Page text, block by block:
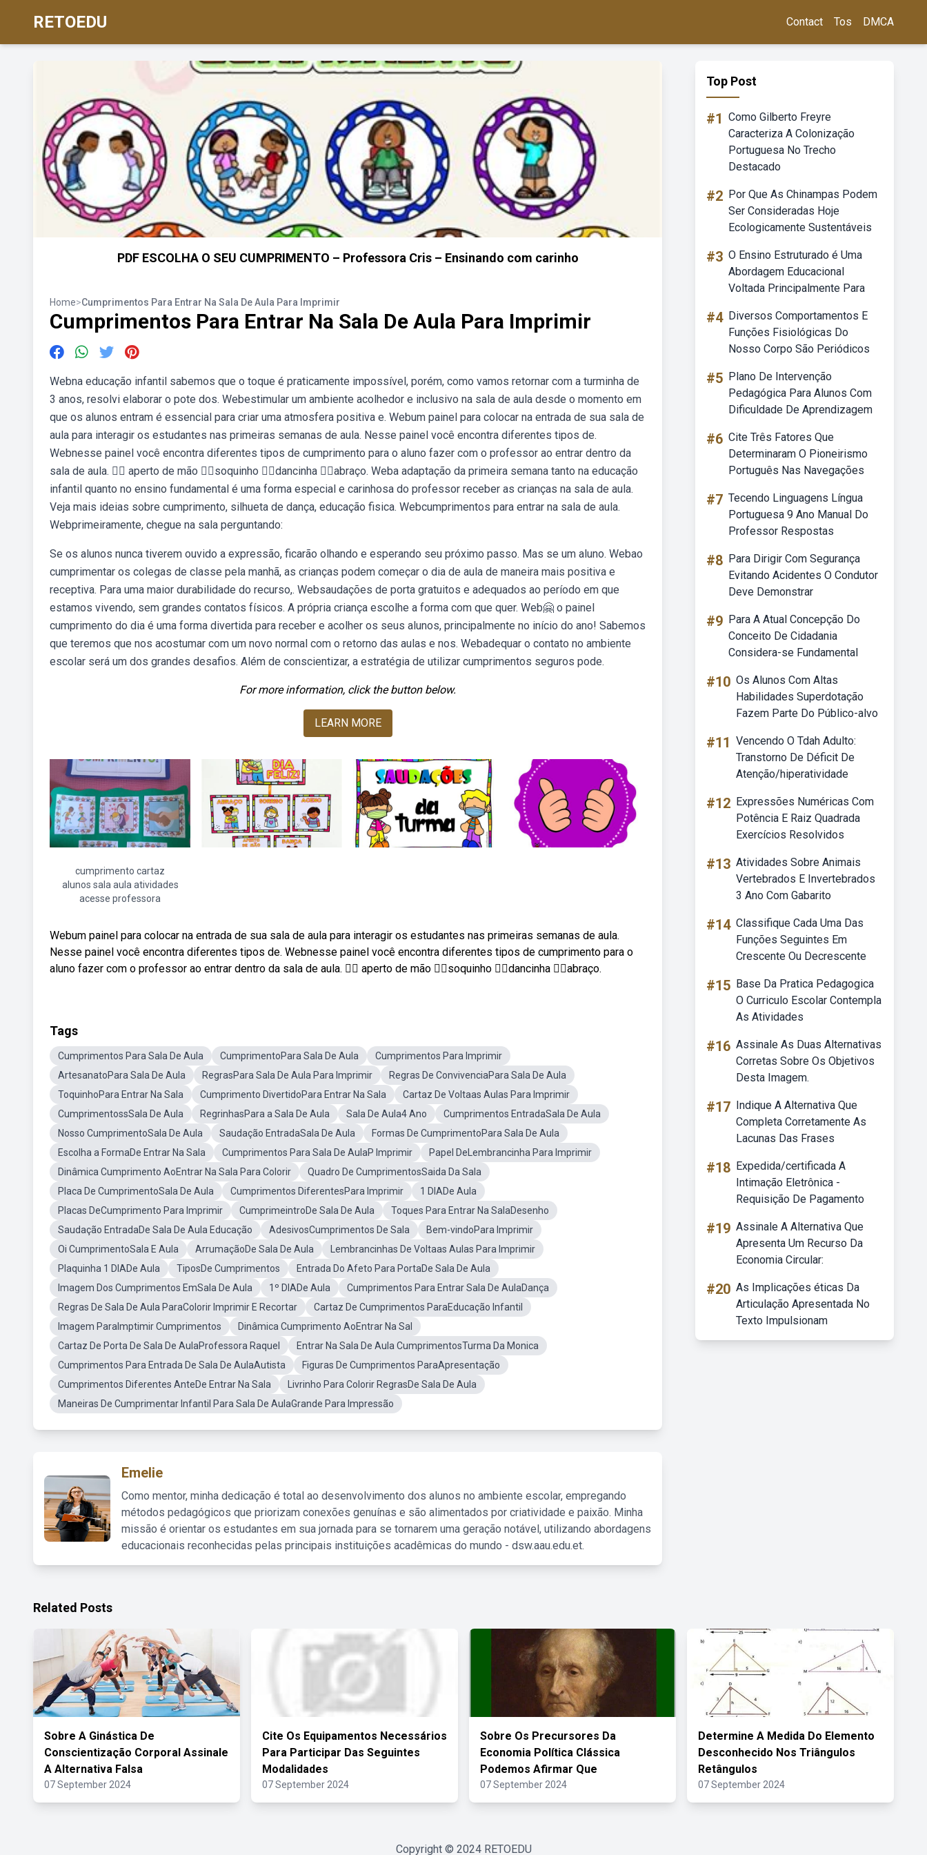
RETOEDU Contact Tos DMCA
PDF ESCOLHA O SEU CUMPRIMENTO – Professora Cris – Ensinando com carinho
Home>Cumprimentos Para Entrar Na Sala De Aula Para Imprimir
Cumprimentos Para Entrar Na Sala De Aula Para Imprimir
Webna educação infantil sabemos que o toque é praticamente impossível, porém, como vamos retornar com a turminha de
3 anos, resolvi elaborar o pote dos. Webestimular um ambiente acolhedor e inclusivo na sala de aula desde o momento em
que os alunos entram é essencial para criar uma atmosfera positiva e. Webum painel para colocar na entrada de sua sala de
aula para interagir os estudantes nas primeiras semanas de aula. Nesse painel você encontra diferentes tipos de.
Webnesse painel você encontra diferentes tipos de cumprimento para o aluno fazer com o professor ao entrar dentro da
sala de aula. 👉🏻 aperto de mão 👉🏻soquinho 👉🏻dancinha 👉🏻abraço. Weba adaptação da primeira semana tanto na educação
infantil quanto no ensino fundamental é uma forma especial e carinhosa do professor receber as crianças na sala de aula.
Veja mais ideias sobre cumprimento, silhueta de dança, educação fisica. Webcumprimentos para entrar na sala de aula.
Webprimeiramente, chegue na sala perguntando:
Se os alunos nunca tiverem ouvido a expressão, ficarão olhando e esperando seu próximo passo. Mas se um aluno. Webao
cumprimentar os colegas de classe pela manhã, as crianças podem começar o dia de aula de maneira mais positiva e
receptiva. Para uma maior durabilidade do recurso,. Websaudações de porta gratuitos e adequados ao período em que
estamos vivendo, sem grandes contatos físicos. A própria criança escolhe a forma com que quer. Web🤗 o painel
cumprimento do dia é uma forma divertida para receber e acolher os seus alunos, principalmente no início do ano! Sabemos
que teremos que nos acostumar com um novo normal com o retorno das aulas e nos. Webadequar o contato no ambiente
escolar será um dos grandes desafios. Além de conscientizar, a estratégia de utilizar cumprimentos seguros pode.
For more information, click the button below.
LEARN MORE
cumprimento cartaz
alunos sala aula atividades
acesse professora
Webum painel para colocar na entrada de sua sala de aula para interagir os estudantes nas primeiras semanas de aula.
Nesse painel você encontra diferentes tipos de. Webnesse painel você encontra diferentes tipos de cumprimento para o
aluno fazer com o professor ao entrar dentro da sala de aula. 👉🏻 aperto de mão 👉🏻soquinho 👉🏻dancinha 👉🏻abraço.
Tags
Cumprimentos Para Sala De Aula CumprimentoPara Sala De Aula
Cumprimentos Para Imprimir
ArtesanatoPara Sala De Aula
RegrasPara Sala De Aula Para Imprimir
Regras De ConvivenciaPara Sala De Aula
ToquinhoPara Entrar Na Sala
Cumprimento DivertidoPara Entrar Na Sala
Cartaz De Voltaas Aulas Para Imprimir
CumprimentossSala De Aula
RegrinhasPara a Sala De Aula Sala De Aula4 Ano
Cumprimentos EntradaSala De Aula
Nosso CumprimentoSala De Aula
Saudação EntradaSala De Aula
Formas De CumprimentoPara Sala De Aula
Escolha a FormaDe Entrar Na Sala
Cumprimentos Para Sala De AulaP Imprimir
Papel DeLembrancinha Para Imprimir
Dinâmica Cumprimento AoEntrar Na Sala Para Colorir
Quadro De CumprimentosSaida Da Sala
Placa De CumprimentoSala De Aula
Cumprimentos DiferentesPara Imprimir
1 DIADe Aula
Placas DeCumprimento Para Imprimir
CumprimeintroDe Sala De Aula
Toques Para Entrar Na SalaDesenho
Saudação EntradaDe Sala De Aula Educação
AdesivosCumprimentos De Sala
Bem-vindoPara Imprimir
Oi CumprimentoSala E Aula
ArrumaçãoDe Sala De Aula
Lembrancinhas De Voltaas Aulas Para Imprimir
Plaquinha 1 DIADe Aula
TiposDe Cumprimentos
Entrada Do Afeto Para PortaDe Sala De Aula
Imagem Dos Cumprimentos EmSala De Aula
1º DIADe Aula
Cumprimentos Para Entrar Sala De AulaDança
Regras De Sala De Aula ParaColorir Imprimir E Recortar
Cartaz De Cumprimentos ParaEducação Infantil
Imagem ParaImptimir Cumprimentos
Dinâmica Cumprimento AoEntrar Na Sal
Cartaz De Porta De Sala De AulaProfessora Raquel
Entrar Na Sala De Aula CumprimentosTurma Da Monica
Cumprimentos Para Entrada De Sala De AulaAutista
Figuras De Cumprimentos ParaApresentação
Cumprimentos Diferentes AnteDe Entrar Na Sala
Livrinho Para Colorir RegrasDe Sala De Aula
Maneiras De Cumprimentar Infantil Para Sala De AulaGrande Para Impressão
Emelie
Como mentor, minha dedicação é total ao desenvolvimento dos alunos no ambiente escolar, empregando
métodos pedagógicos que priorizam conexões genuínas e são alimentados por criatividade e paixão. Minha
missão é orientar os estudantes em sua jornada para se tornarem uma geração notável, utilizando abordagens
educacionais reconhecidas pelas principais instituições acadêmicas do mundo - dsw.aau.edu.et.
Top Post
#1 Como Gilberto Freyre
Caracteriza A Colonização
Portuguesa No Trecho
Destacado
#2 Por Que As Chinampas Podem
Ser Consideradas Hoje
Ecologicamente Sustentáveis
#3 O Ensino Estruturado é Uma
Abordagem Educacional
Voltada Principalmente Para
#4 Diversos Comportamentos E
Funções Fisiológicas Do
Nosso Corpo São Periódicos
#5 Plano De Intervenção
Pedagógica Para Alunos Com
Dificuldade De Aprendizagem
#6 Cite Três Fatores Que
Determinaram O Pioneirismo
Português Nas Navegações
#7 Tecendo Linguagens Língua
Portuguesa 9 Ano Manual Do
Professor Respostas
#8 Para Dirigir Com Segurança
Evitando Acidentes O Condutor
Deve Demonstrar
#9 Para A Atual Concepção Do
Conceito De Cidadania
Considera-se Fundamental
#10 Os Alunos Com Altas
Habilidades Superdotação
Fazem Parte Do Público-alvo
#11 Vencendo O Tdah Adulto:
Transtorno De Déficit De
Atenção/hiperatividade
#12 Expressões Numéricas Com
Potência E Raiz Quadrada
Exercícios Resolvidos
#13 Atividades Sobre Animais
Vertebrados E Invertebrados
3 Ano Com Gabarito
#14 Classifique Cada Uma Das
Funções Seguintes Em
Crescente Ou Decrescente
#15 Base Da Pratica Pedagogica
O Curriculo Escolar Contempla
As Atividades
#16 Assinale As Duas Alternativas
Corretas Sobre Os Objetivos
Desta Imagem.
#17 Indique A Alternativa Que
Completa Corretamente As
Lacunas Das Frases
#18 Expedida/certificada A
Intimação Eletrônica -
Requisição De Pagamento
#19 Assinale A Alternativa Que
Apresenta Um Recurso Da
Economia Circular:
#20 As Implicações éticas Da
Articulação Apresentada No
Texto Impulsionam
Related Posts
Sobre A Ginástica De
Conscientização Corporal Assinale
A Alternativa Falsa
07 September 2024
Cite Os Equipamentos Necessários
Para Participar Das Seguintes
Modalidades
07 September 2024
Sobre Os Precursores Da
Economia Política Clássica
Podemos Afirmar Que
07 September 2024
Determine A Medida Do Elemento
Desconhecido Nos Triângulos
Retângulos
07 September 2024
Copyright © 2024 RETOEDU